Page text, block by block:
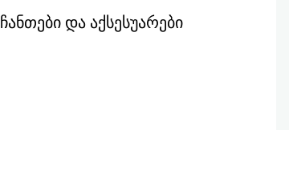
ჩანთები და აქსესუარები